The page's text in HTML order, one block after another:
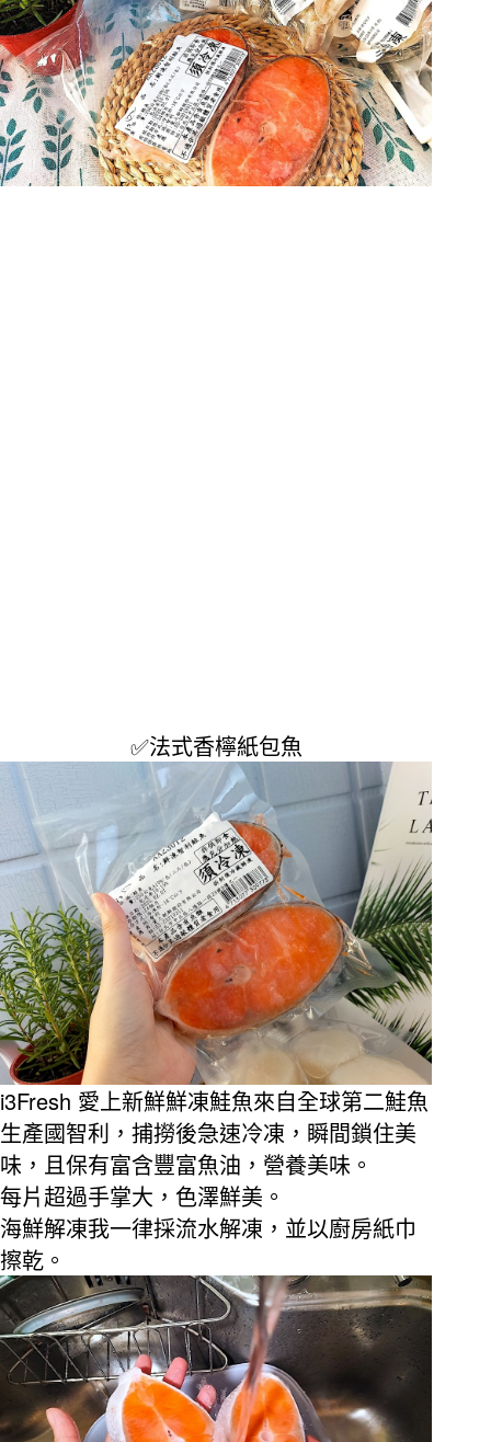
✅法式香檸紙包魚
i3Fresh 愛上新鮮鮮凍鮭魚來自全球第二鮭魚
生產國智利，捕撈後急速冷凍，瞬間鎖住美
味，且保有富含豐富魚油，營養美味。
每片超過手掌大，色澤鮮美。
海鮮解凍我一律採流水解凍，並以廚房紙巾
擦乾。